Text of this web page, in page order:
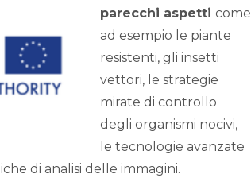
parecchi aspetti come
ad esempio le piante
resistenti, gli insetti
vettori, le strategie
mirate di controllo
degli organismi nocivi,
le tecnologie avanzate
di analisi delle immagini.